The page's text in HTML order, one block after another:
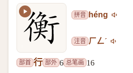
拼音 héng
注音 ㄏㄥˊ
部首 行 部外 6 总笔画 16